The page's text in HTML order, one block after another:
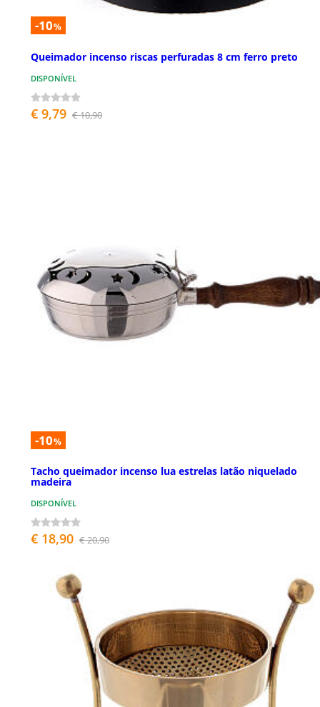
-10%
Queimador incenso riscas perfuradas 8 cm ferro preto
DISPONÍVEL
€ 9,79 € 10,90
-10%
Tacho queimador incenso lua estrelas latão niquelado
madeira
DISPONÍVEL
€ 18,90 € 20,90